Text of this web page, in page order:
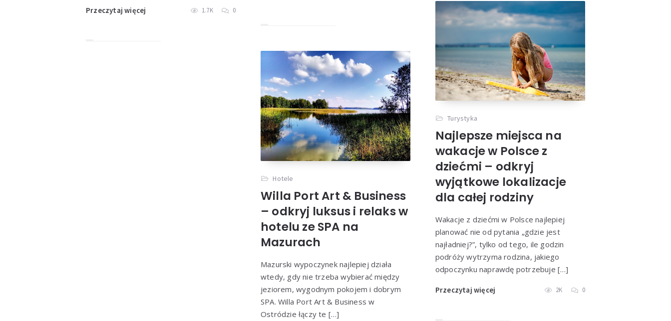
Przeczytaj więcej 1.7K 0
Turystyka
Najlepsze miejsca na
wakacje w Polsce z
dziećmi – odkryj
wyjątkowe lokalizacje
dla całej rodziny
Wakacje z dziećmi w Polsce najlepiej
planować nie od pytania „gdzie jest
najładniej?”, tylko od tego, ile godzin
podróży wytrzyma rodzina, jakiego
odpoczynku naprawdę potrzebuje […]
Przeczytaj więcej 2K 0
Hotele
Willa Port Art & Business
– odkryj luksus i relaks w
hotelu ze SPA na
Mazurach
Mazurski wypoczynek najlepiej działa
wtedy, gdy nie trzeba wybierać między
jeziorem, wygodnym pokojem i dobrym
SPA. Willa Port Art & Business w
Ostródzie łączy te […]